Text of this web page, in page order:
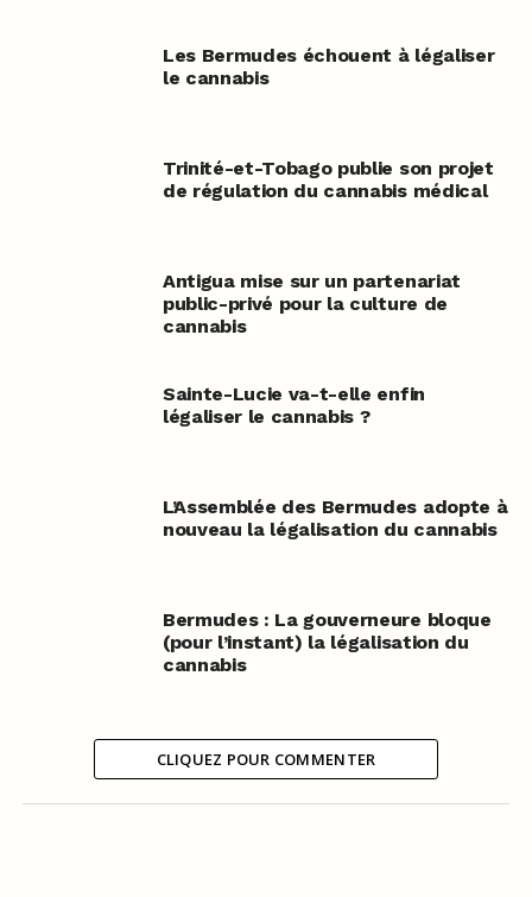
Les Bermudes échouent à légaliser
le cannabis
Trinité-et-Tobago publie son projet
de régulation du cannabis médical
Antigua mise sur un partenariat
public-privé pour la culture de
cannabis
Sainte-Lucie va-t-elle enfin
légaliser le cannabis ?
L’Assemblée des Bermudes adopte à
nouveau la légalisation du cannabis
Bermudes : La gouverneure bloque
(pour l’instant) la légalisation du
cannabis
CLIQUEZ POUR COMMENTER